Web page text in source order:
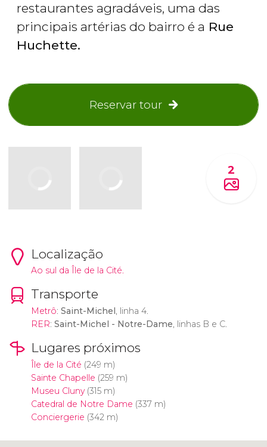
restaurantes agradáveis, uma das
principais artérias do bairro é a Rue
Huchette.
Reservar tour
2
Localização
Ao sul da Île de la Cité.
Transporte
Metrô: Saint-Michel, linha 4.
RER: Saint-Michel - Notre-Dame, linhas B e C.
Lugares próximos
Île de la Cité (249 m)
Sainte Chapelle (259 m)
Museu Cluny(315 m)
Catedral de Notre Dame (337 m)
Conciergerie (342 m)